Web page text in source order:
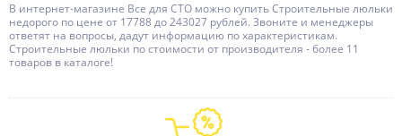
В интернет-магазине Все для СТО можно купить Строительные люльки
недорого по цене от 17788 до 243027 рублей. Звоните и менеджеры
ответят на вопросы, дадут информацию по характеристикам.
Строительные люльки по стоимости от производителя - более 11
товаров в каталоге!